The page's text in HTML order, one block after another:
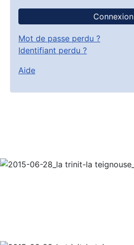
Connexion
Mot de passe perdu ?
Identifiant perdu ?
Aide